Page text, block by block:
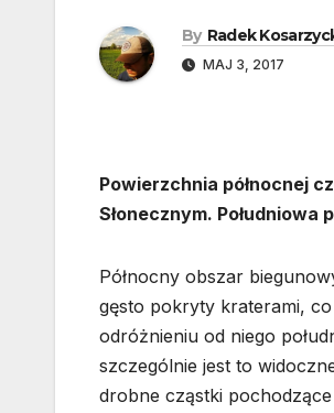
By Radek
MAJ 3, 2017
Powierzchnia północnej
Słonecznym. Południowa
Północny obszar
gęsto pokryty kraterami,
odróżnieniu od niego
szczególnie jest to
drobne cząstki